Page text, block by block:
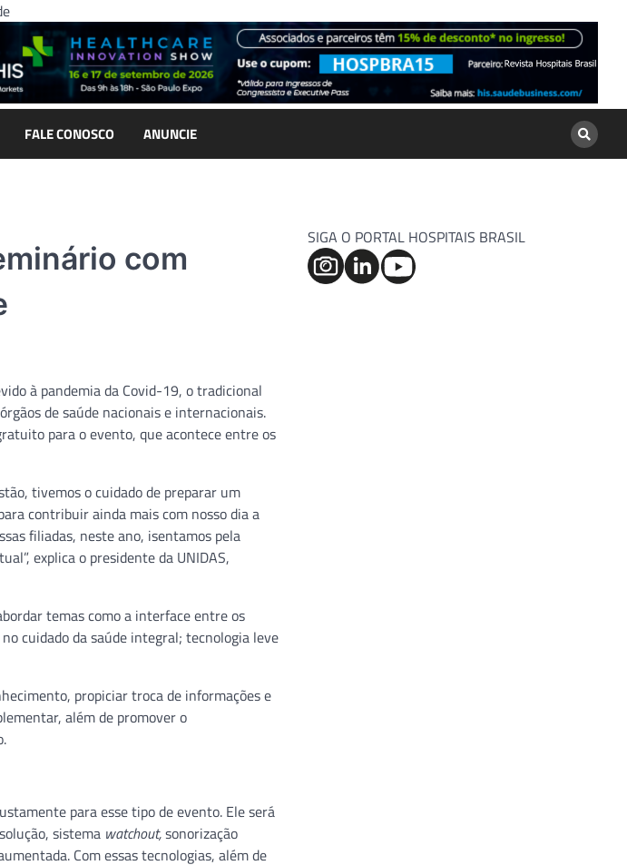
FALE CONOSCO ANUNCIE
com
à pandemia da Covid-19, o tradicional
de saúde nacionais e internacionais.
para o evento, que acontece entre os
tivemos o cuidado de preparar um
contribuir ainda mais com nosso dia a
filiadas, neste ano, isentamos pela
explica o presidente da UNIDAS,
temas como a interface entre os
cuidado da saúde integral; tecnologia leve
propiciar troca de informações e
além de promover o
para esse tipo de evento. Ele será
sistema watchout,sonorização
Com essas tecnologias, além de
SIGA O PORTAL HOSPITAIS BRASIL